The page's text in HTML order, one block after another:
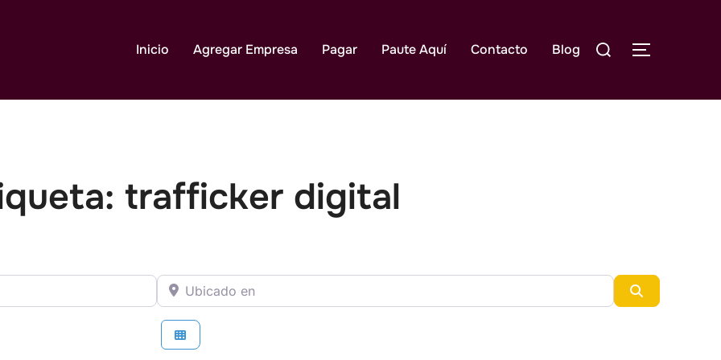
Inicio Agregar Empresa Pagar Paute Aquí Contacto Blog
Buscar:
trafficker digital